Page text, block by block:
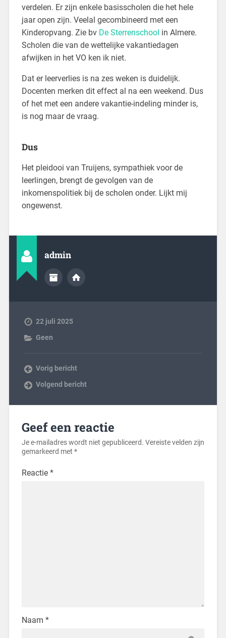
verdelen. Er zijn enkele basisscholen die het hele
jaar open zijn. Veelal gecombineerd met een
Kinderopvang. Zie bv De Sterrenschool in Almere.
Scholen die van de wettelijke vakantiedagen
afwijken in het VO ken ik niet.
Dat er leerverlies is na zes weken is duidelijk.
Docenten merken dit effect al na een weekend. Dus
of het met een andere vakantie-indeling minder is,
is nog maar de vraag.
Dus
Het pleidooi van Truijens, sympathiek voor de
leerlingen, brengt de gevolgen van de
inkomenspolitiek bij de scholen onder. Lijkt mij
ongewenst.
admin
22 juli 2025
Geen
Vorig bericht
Volgend bericht
Geef een reactie
Je e-mailadres wordt niet gepubliceerd. Vereiste velden zijn
gemarkeerd met *
Reactie *
Naam *